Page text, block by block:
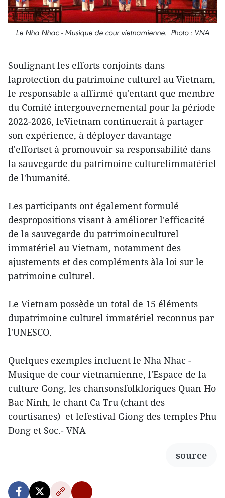
Le Nha Nhac - Musique de cour vietnamienne. Photo : VNA
Soulignant les efforts conjoints dans
laprotection du patrimoine culturel au Vietnam,
le responsable a affirmé qu'entant que membre
du Comité intergouvernemental pour la période
2022-2026, leVietnam continuerait à partager
son expérience, à déployer davantage
d'effortset à promouvoir sa responsabilité dans
la sauvegarde du patrimoine culturelimmatériel
de l'humanité.
Les participants ont également formulé
despropositions visant à améliorer l'efficacité
de la sauvegarde du patrimoineculturel
immatériel au Vietnam, notamment des
ajustements et des compléments àla loi sur le
patrimoine culturel.
Le Vietnam possède un total de 15 éléments
dupatrimoine culturel immatériel reconnus par
l'UNESCO.
Quelques exemples incluent le Nha Nhac -
Musique de cour vietnamienne, l'Espace de la
culture Gong, les chansonsfolkloriques Quan Ho
Bac Ninh, le chant Ca Tru (chant des
courtisanes) et lefestival Giong des temples Phu
Dong et Soc.- VNA
source